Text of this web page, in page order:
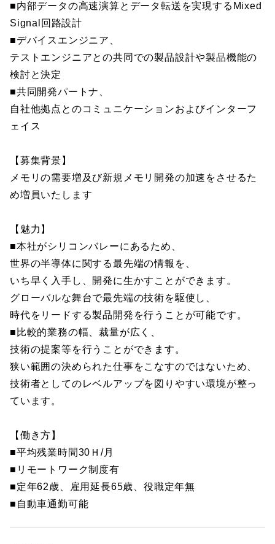
■内部データの高速演算とデータ転送を実現するMixed
Signal回路設計
■デバイスエンジニア、
テストエンジニアとの共同での製品設計や製品機能の
検討と決定
■共同開発パートナ、
自社他拠点とのコミュニケーションおよびインターフ
ェイス
【募集背景】
メモリの需要増及び新規メモリ開発の加速をさせるた
め増員いたします
【魅力】
■本社がシリコンバレーにあるため、
世界の半導体に関する最先端の情報を、
いち早く入手し、開発に生かすことができます。
グローバルな舞台で最先端の技術を駆使し、
時代をリードする製品開発を行うことが可能です。
■比較的業務の幅、裁量が広く、
技術の提案等を行うことができます。
狭い範囲の決められた仕事をこなすのではないため、
技術者としてのレベルアップを図りやすい環境が整っ
ています。
【働き方】
■平均残業時間30Ｈ/月
■リモートワーク制度有
■定年62歳、雇用延長65歳、役職定年無
■自動車通勤可能